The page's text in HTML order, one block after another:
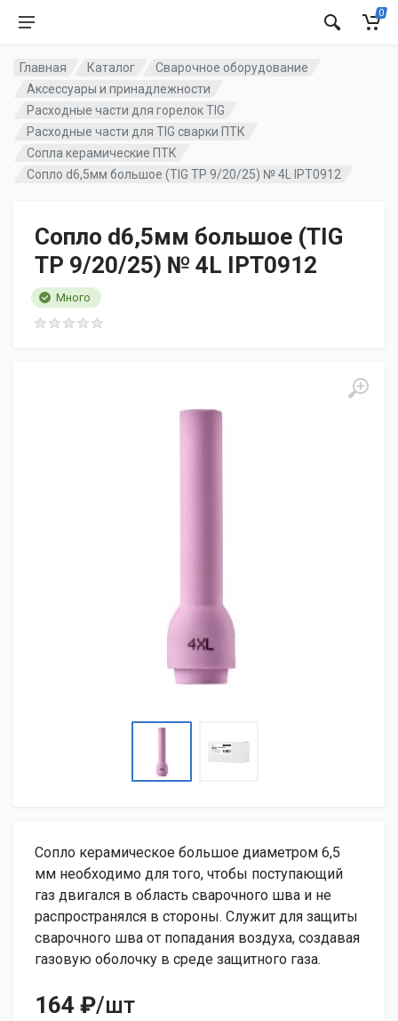
0
Главная Каталог
Сварочное оборудование
Аксессуары и принадлежности
Расходные части для горелок TIG
Расходные части для TIG сварки ПТК
Сопла керамические ПТК
Сопло d6,5мм большое (TIG TP 9/20/25) № 4L IPT0912
Сопло d6,5мм большое (TIG
TP 9/20/25) № 4L IPT0912
Много
Сопло керамическое большое диаметром 6,5
мм необходимо для того, чтобы поступающий
газ двигался в область сварочного шва и не
распространялся в стороны. Служит для защиты
сварочного шва от попадания воздуха, создавая
газовую оболочку в среде защитного газа.
164 ₽/шт